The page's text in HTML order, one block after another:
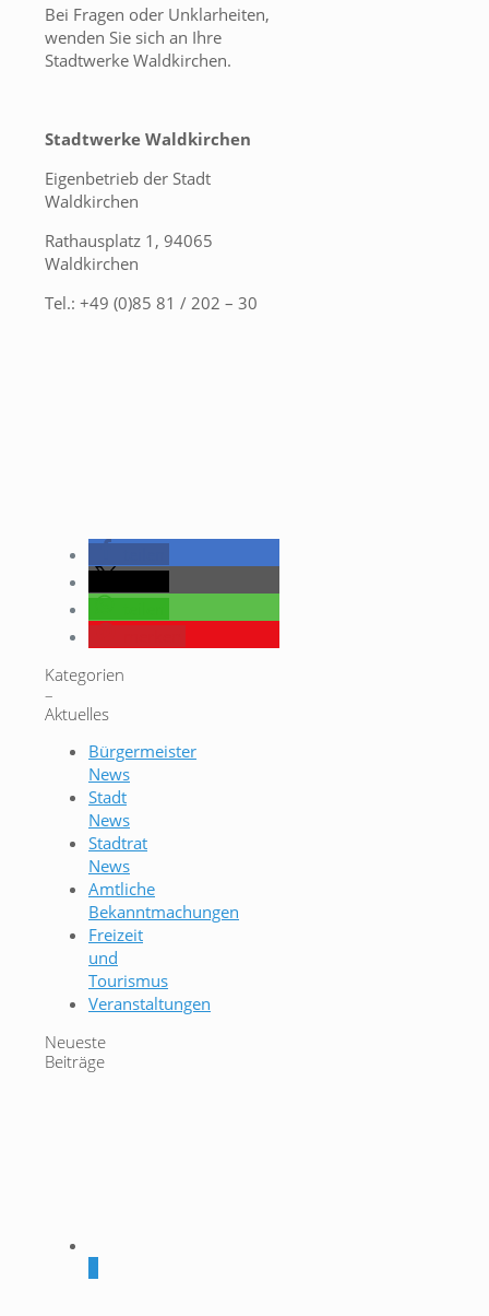
Bei Fragen oder Unklarheiten,
wenden Sie sich an Ihre
Stadtwerke Waldkirchen.
Stadtwerke Waldkirchen
Eigenbetrieb der Stadt
Waldkirchen
Rathausplatz 1, 94065
Waldkirchen
Tel.: +49 (0)85 81 / 202 – 30
Kategorien
–
Aktuelles
Bürgermeister
News
Stadt
News
Stadtrat
News
Amtliche
Bekanntmachungen
Freizeit
und
Tourismus
Veranstaltungen
Neueste
Beiträge